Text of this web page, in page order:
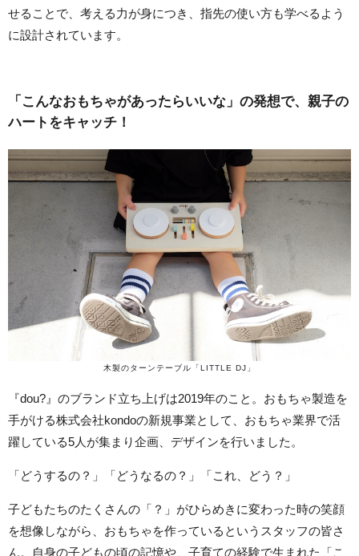
せることで、考える力が身につき、指先の使い方も学べるよう
に設計されています。
「こんなおもちゃがあったらいいな」の発想で、親子の
ハートをキャッチ！
木製のターンテーブル「LITTLE DJ」
『dou?』のブランド立ち上げは2019年のこと。おもちゃ製造を
手がける株式会社kondoの新規事業として、おもちゃ業界で活
躍している5人が集まり企画、デザインを行いました。
「どうするの？」「どうなるの？」「これ、どう？」
子どもたちのたくさんの「？」がひらめきに変わった時の笑顔
を想像しながら、おもちゃを作っているというスタッフの皆さ
ん。自身の子どもの頃の記憶や、子育ての経験で生まれた「こ